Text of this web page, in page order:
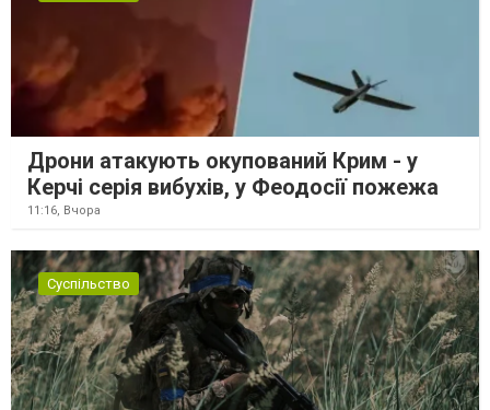
Дрони атакують окупований Крим - у
Керчі серія вибухів, у Феодосії пожежа
11:16, Вчора
Суспільство